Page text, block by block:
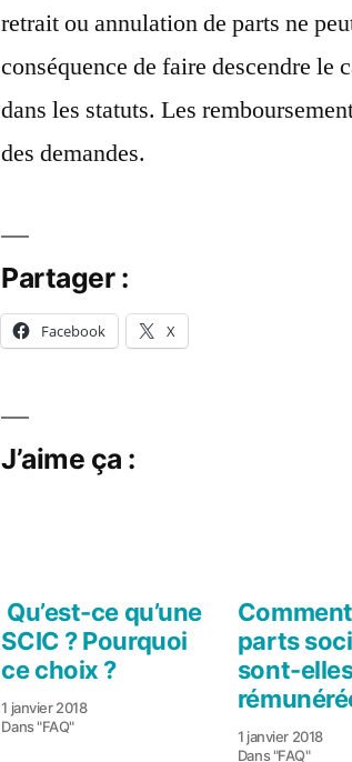
qu’on
le
?
retrait ou annulation de parts ne
conséquence de faire descendre le
dans les statuts. Les
des demandes.
Partager :
Facebook X
J’aime ça :
Qu’est-ce qu’une
SCIC ? Pourquoi
ce choix ?
1 janvier 2018
Dans "FAQ"
parts
sont-
1 janvier 2018
Dans "FAQ"